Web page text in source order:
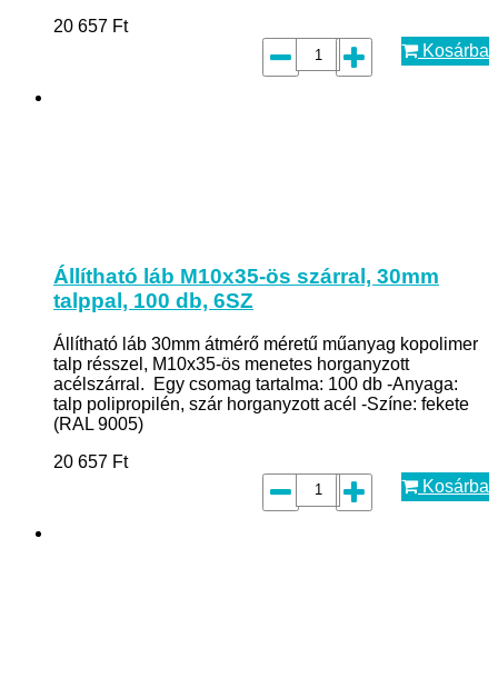
20 657 Ft
Kosárba
Állítható láb M10x35-ös szárral, 30mm
talppal, 100 db, 6SZ
Állítható láb 30mm átmérő méretű műanyag kopolimer
talp résszel, M10x35-ös menetes horganyzott
acélszárral. Egy csomag tartalma: 100 db -Anyaga:
talp polipropilén, szár horganyzott acél -Színe: fekete
(RAL 9005)
20 657 Ft
Kosárba